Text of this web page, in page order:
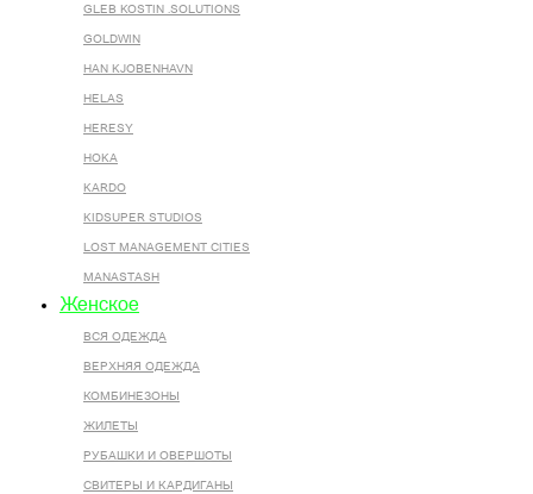
GLEB KOSTIN .SOLUTIONS
GOLDWIN
HAN KJOBENHAVN
HELAS
HERESY
HOKA
KARDO
KIDSUPER STUDIOS
LOST MANAGEMENT CITIES
MANASTASH
Женское
ВСЯ ОДЕЖДА
ВЕРХНЯЯ ОДЕЖДА
КОМБИНЕЗОНЫ
ЖИЛЕТЫ
РУБАШКИ И ОВЕРШОТЫ
СВИТЕРЫ И КАРДИГАНЫ